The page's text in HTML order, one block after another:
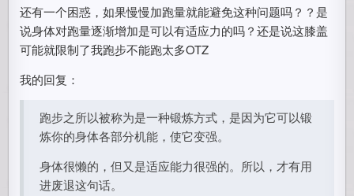
还有一个困惑，如果慢慢加跑量就能避免这种问题吗？？是
说身体对跑量逐渐增加是可以有适应力的吗？还是说这膝盖
可能就限制了我跑步不能跑太多OTZ
我的回复：
跑步之所以被称为是一种锻炼方式，是因为它可以锻
炼你的身体各部分机能，使它变强。
身体很懒的，但又是适应能力很强的。所以，才有用
进废退这句话。